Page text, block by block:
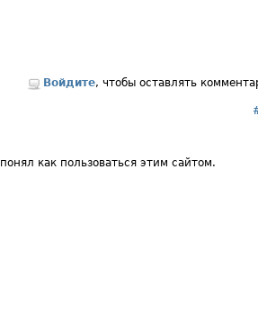
Войдите, чтобы оставлять
как пользоваться этим сайтом.